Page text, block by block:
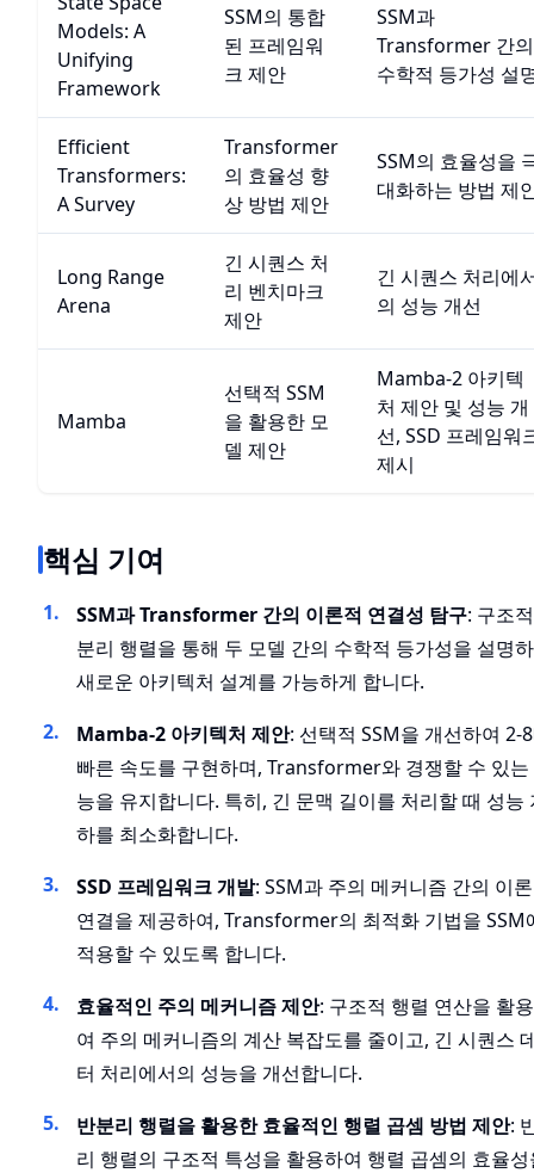
Models: A
Unifying
Framework
SSM의 통합
된 프레임워
크 제안
SSM과
Transformer 간의
수학적 등가성 설
Efficient
Transformers:
A Survey
Transformer
의 효율성 향
상 방법 제안
SSM의 효율성을
대화하는 방법 제
Long Range
Arena
긴 시퀀스 처
리 벤치마크
제안
긴 시퀀스 처리에
의 성능 개선
Mamba
선택적 SSM
을 활용한 모
델 제안
Mamba-2 아키텍
처 제안 및 성능 개
선, SSD 프레임워
제시
핵심 기여
SSM과 Transformer 간의 이론적 연결성 탐구: 구조
분리 행렬을 통해 두 모델 간의 수학적 등가성을 설명
새로운 아키텍처 설계를 가능하게 합니다.
Mamba-2 아키텍처 제안: 선택적 SSM을 개선하여 2-
빠른 속도를 구현하며, Transformer와 경쟁할 수 있는
능을 유지합니다. 특히, 긴 문맥 길이를 처리할 때 성능
하를 최소화합니다.
SSD 프레임워크 개발: SSM과 주의 메커니즘 간의 이
연결을 제공하여, Transformer의 최적화 기법을 SSM
적용할 수 있도록 합니다.
효율적인 주의 메커니즘 제안: 구조적 행렬 연산을 활
여 주의 메커니즘의 계산 복잡도를 줄이고, 긴 시퀀스
터 처리에서의 성능을 개선합니다.
반분리 행렬을 활용한 효율적인 행렬 곱셈 방법 제안:
리 행렬의 구조적 특성을 활용하여 행렬 곱셈의 효율성